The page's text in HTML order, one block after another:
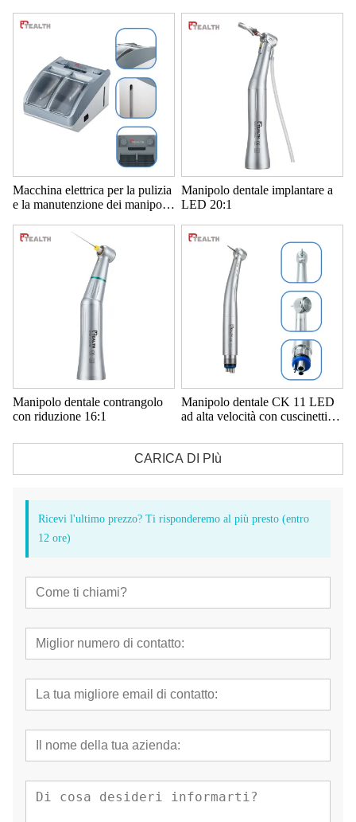
Macchina elettrica per la pulizia
e la manutenzione dei manipoli
Manipolo dentale implantare a
LED 20:1
Manipolo dentale contrangolo
con riduzione 16:1
Manipolo dentale CK 11 LED
ad alta velocità con cuscinetti
CARICA DI PIù
Ricevi l'ultimo prezzo? Ti risponderemo al più presto (entro
12 ore)